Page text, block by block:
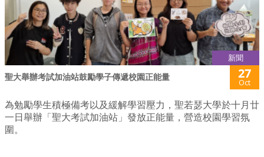
新聞
聖大舉辦考試加油站鼓勵學子傳遞校園正能量 27
Oct
為勉勵學生積極備考以及緩解學習壓力，聖若瑟大學於十月廿
一日舉辦「聖大考試加油站」發放正能量，營造校園學習氛
圍。